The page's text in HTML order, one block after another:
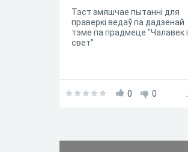
Тэст змяшчае пытанні для
праверкі ведаў па дадзенай
тэме па прадмеце "Чалавек і
свет"
0 0